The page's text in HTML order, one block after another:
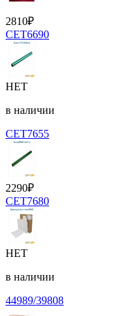
2810₽
CET6690
НЕТ
в наличии
CET7655
2290₽
CET7680
НЕТ
в наличии
44989/39808